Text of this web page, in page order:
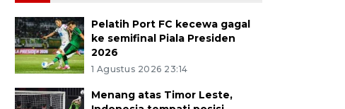
Pelatih Port FC kecewa gagal
ke semifinal Piala Presiden
2026
1 Agustus 2026 23:14
Menang atas Timor Leste,